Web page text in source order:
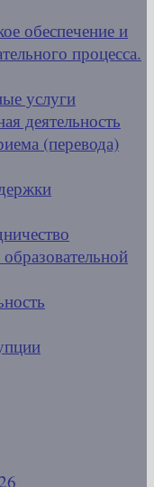
обеспечение и
процесса.
услуги
деятельность
(перевода)